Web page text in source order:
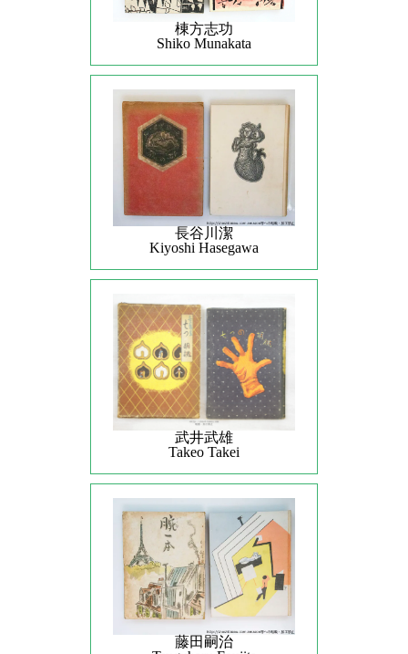
棟方志功
Shiko Munakata
長谷川潔
Kiyoshi Hasegawa
武井武雄
Takeo Takei
藤田嗣治